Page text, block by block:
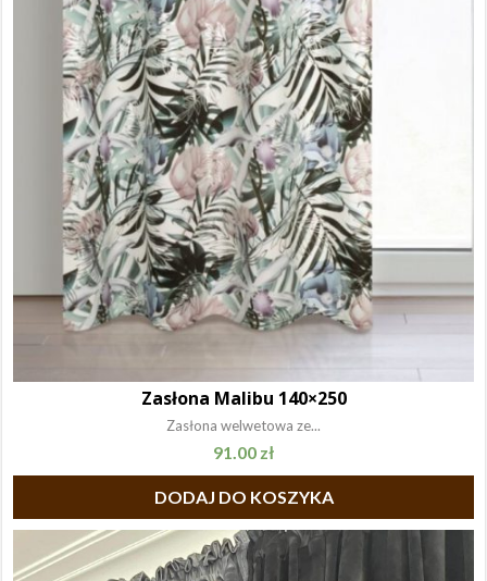
Zasłona Malibu 140×250
Zasłona welwetowa ze...
91.00 zł
DODAJ DO KOSZYKA